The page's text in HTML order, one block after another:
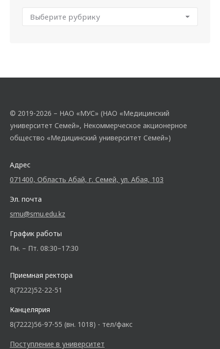
© 2019-2026 – НАО «МУС» (НАО «Медицинский
университет Семей», Некоммерческое акционерное
общество «Медицинский университет Семей»)
Адрес
071400, Область Абай, г. Семей, ул. Абая, 103
Эл. почта
smu@smu.edu.kz
График работы
Пн. – Пт. 08:30–17:30
Приемная ректора
8(7222)52-22-51
Канцелярия
8(7222)56-97-55 (вн. 1018) - тел/факс
Поступление в университет